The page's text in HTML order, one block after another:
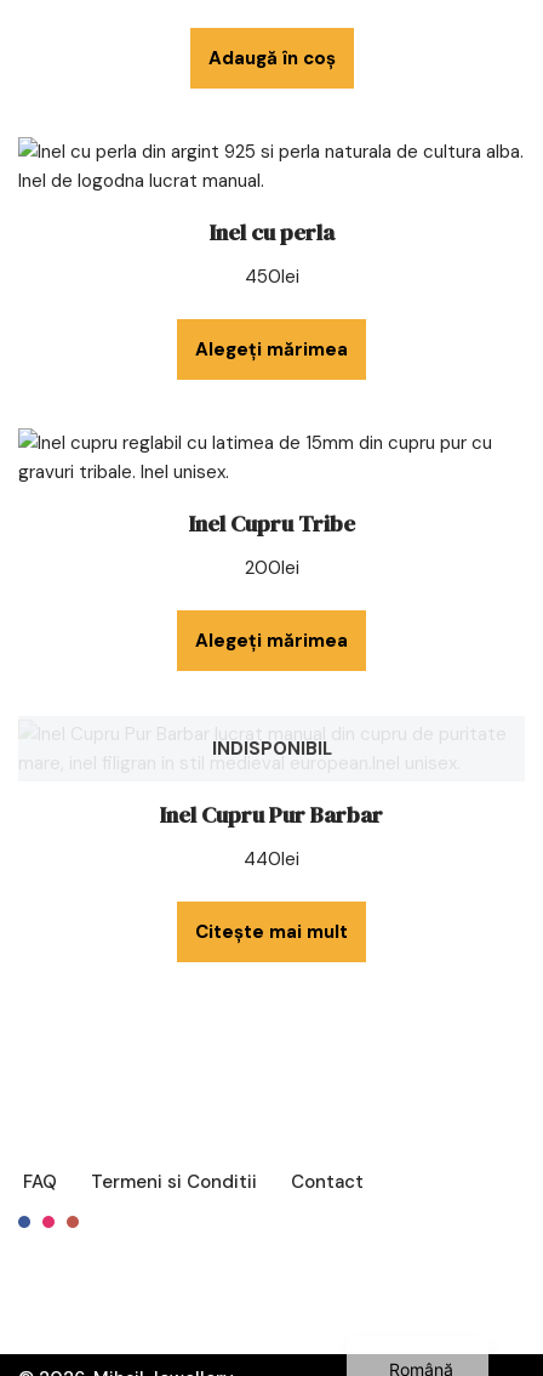
Adaugă în coș
Inel cu perla
450lei
Alegeți mărimea
Inel Cupru Tribe
200lei
Alegeți mărimea
INDISPONIBIL
Inel Cupru Pur Barbar
440lei
Citește mai mult
FAQ Termeni si Conditii Contact
Română